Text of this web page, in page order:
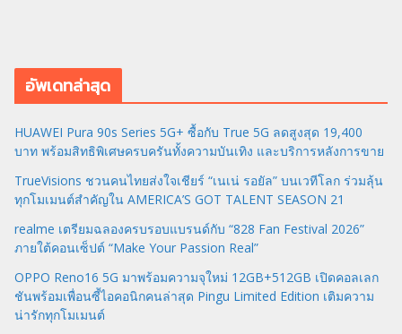
อัพเดทล่าสุด
HUAWEI Pura 90s Series 5G+ ซื้อกับ True 5G ลดสูงสุด 19,400
บาท พร้อมสิทธิพิเศษครบครันทั้งความบันเทิง และบริการหลังการขาย
TrueVisions ชวนคนไทยส่งใจเชียร์ “เนเน่ รอยัล” บนเวทีโลก ร่วมลุ้น
ทุกโมเมนต์สำคัญใน AMERICA’S GOT TALENT SEASON 21
realme เตรียมฉลองครบรอบแบรนด์กับ “828 Fan Festival 2026”
ภายใต้คอนเซ็ปต์ “Make Your Passion Real”
OPPO Reno16 5G มาพร้อมความจุใหม่ 12GB+512GB เปิดคอลเลก
ชันพร้อมเพื่อนซี้ไอคอนิกคนล่าสุด Pingu Limited Edition เติมความ
น่ารักทุกโมเมนต์